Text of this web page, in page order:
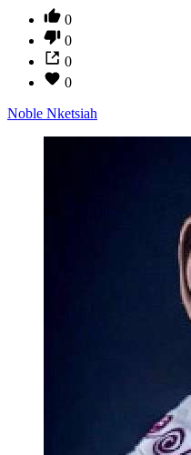
0
0
0
0
Noble Nketsiah